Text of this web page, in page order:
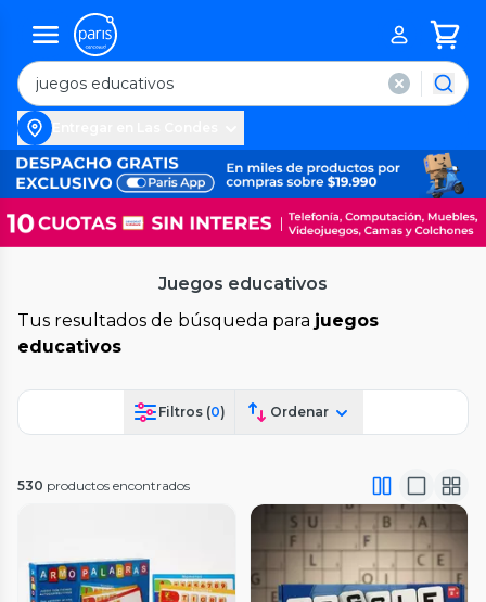
Juegos educativos
Tus resultados de búsqueda para juegos
educativos
Filtros (0) Ordenar
530 productos encontrados